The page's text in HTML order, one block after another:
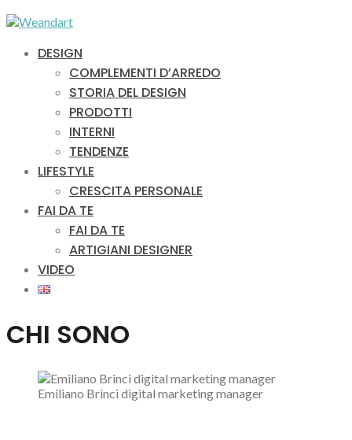
DESIGN
COMPLEMENTI D’ARREDO
STORIA DEL DESIGN
PRODOTTI
INTERNI
TENDENZE
LIFESTYLE
CRESCITA PERSONALE
FAI DA TE
FAI DA TE
ARTIGIANI DESIGNER
VIDEO
CHI SONO
Emiliano Brinci digital marketing manager